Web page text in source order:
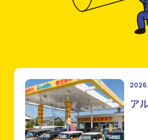
ア